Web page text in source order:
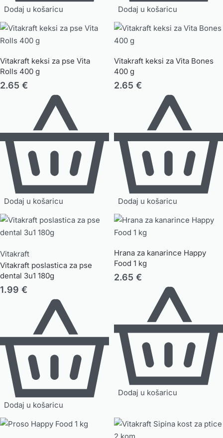
Dodaj u košaricu Dodaj u košaricu
Vitakraft keksi za pse Vita
Rolls 400 g
2.65 €
Dodaj u košaricu
Vitakraft keksi za Vita Bones
400 g
2.65 €
Dodaj u košaricu
Vitakraft
Vitakraft poslastica za pse
dental 3u1 180g
1.99 €
Dodaj u košaricu
Hrana za kanarince Happy
Food 1 kg
2.65 €
Dodaj u košaricu